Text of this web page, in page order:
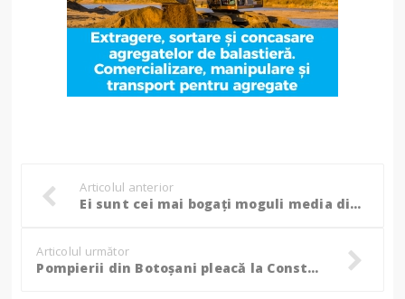
Articolul anterior
Ei sunt cei mai bogați moguli media din România!
Articolul următor
Pompierii din Botoșani pleacă la Constanța în contextul CODULUI ROȘU de ploi abundente!